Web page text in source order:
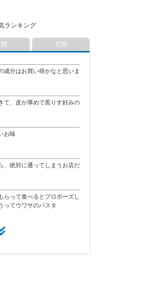
ール Save Up to 40% Off
イコン炊飯器 Micom Rice
イズドベッド Galvanized
Bed
ール Save Up to 40% Off
ランキング
成分はお買い得かなと思いま
て、皮が厚めで黒りす好みの
お味
、絶対に通ってしまうお店だ
らって食べるとプロポーズし
ってウワサのパスタ
月間